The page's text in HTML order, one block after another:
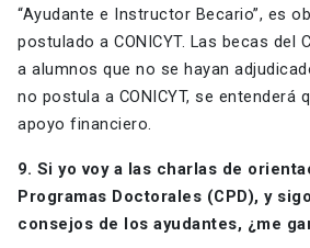
“Ayudante e Instructor Becario”, es
postulado a CONICYT. Las becas del
a alumnos que no se hayan
no postula a CONICYT, se entenderá
apoyo financiero.
9. Si yo voy a las charlas de
Programas Doctorales (CPD), y
consejos de los ayudantes, ¿me